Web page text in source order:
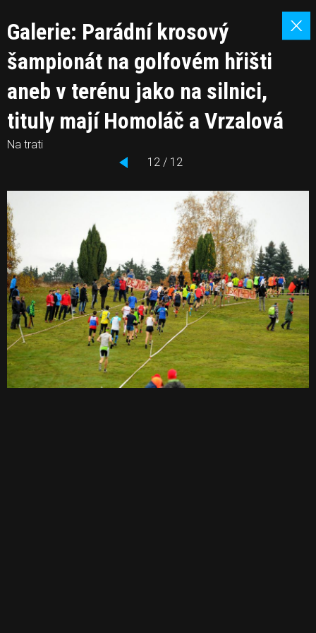
Galerie: Parádní krosový
šampionát na golfovém hřišti
aneb v terénu jako na silnici,
tituly mají Homoláč a Vrzalová
Na trati
12 / 12